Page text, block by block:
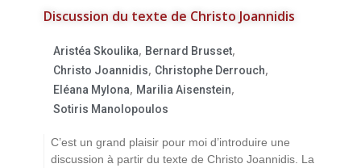
Discussion du texte de Christo Joannidis
Aristéa Skoulika, Bernard Brusset,
Christo Joannidis, Christophe Derrouch,
Eléana Mylona, Marilia Aisenstein,
Sotiris Manolopoulos
C’est un grand plaisir pour moi d’introduire une
discussion à partir du texte de Christo Joannidis. La